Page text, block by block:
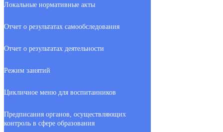
Локальные нормативные акты
Отчет о результатах самообследования
Отчет о результатах деятельности
Режим занятий
Цикличное меню для воспитанников
Предписания органов, осуществляющих
контроль в сфере образования